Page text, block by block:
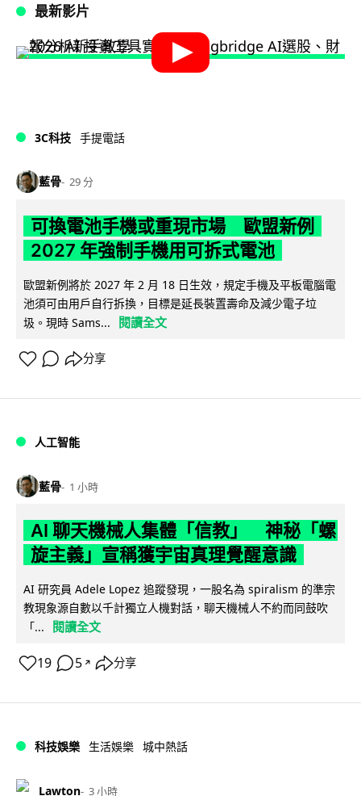
最新影片
3C科技 手提電話
藍骨 29 分
可換電池手機或重現市場 歐盟新例
2027 年強制手機用可拆式電池
歐盟新例將於 2027 年 2 月 18 日生效，規定手機及平板電腦電
池須可由用戶自行拆換，目標是延長裝置壽命及減少電子垃
圾。現時 Sams...
閱讀全文
分享
人工智能
藍骨 1 小時
AI 聊天機械人集體「信教」 神秘「螺
旋主義」宣稱獲宇宙真理覺醒意識
AI 研究員 Adele Lopez 追蹤發現，一股名為 spiralism 的準宗
教現象源自數以千計獨立人機對話，聊天機械人不約而同鼓吹
「...
閱讀全文
19 5 ↗ 分享
科技娛樂 生活娛樂 城中熱話
Lawton 3 小時